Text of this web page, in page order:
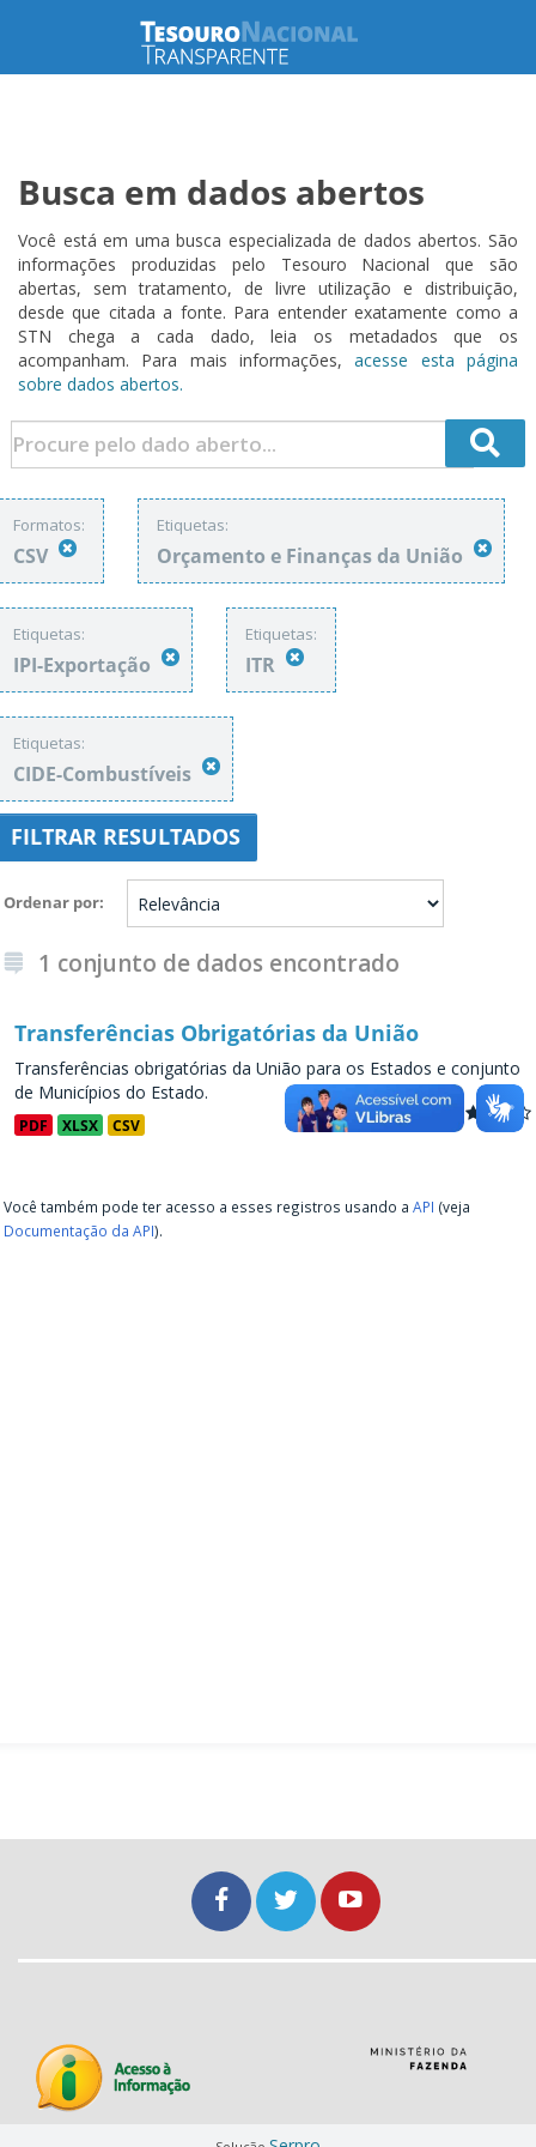
Busca em dados abertos
Você está em uma busca especializada de dados abertos. São
informações produzidas pelo Tesouro Nacional que são
abertas, sem tratamento, de livre utilização e distribuição,
desde que citada a fonte. Para entender exatamente como a
STN chega a cada dado, leia os metadados que os
acompanham. Para mais informações,acesse esta página
sobre dados abertos.
Formatos:
CSV
Etiquetas:
Orçamento e Finanças da União
Etiquetas:
IPI-Exportação
Etiquetas:
ITR
Etiquetas:
CIDE-Combustíveis
FILTRAR RESULTADOS
Ordenar por
1 conjunto de dados encontrado
Transferências Obrigatórias da União
Transferências obrigatórias da União para os Estados e conjunto
de Municípios do Estado.
PDF XLSX CSV
Você também pode ter acesso a esses registros usando a API (veja
Documentação da API).